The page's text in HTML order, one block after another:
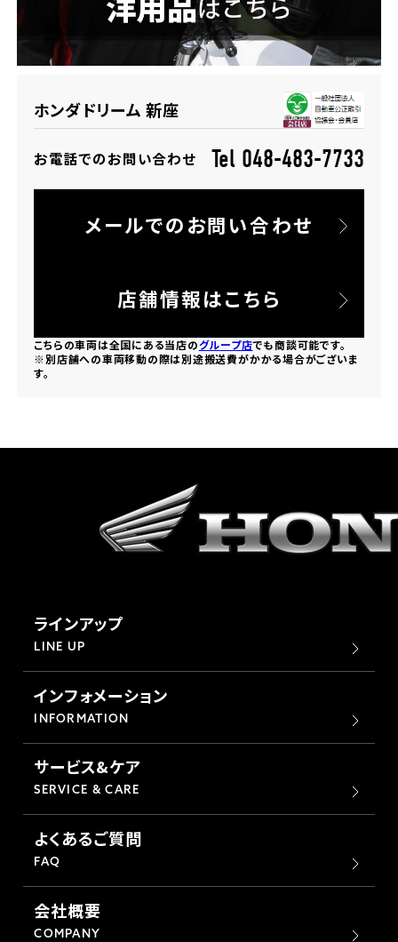
ホンダドリーム 新座
お電話でのお問い合わせ Tel 048-483-7733
メールでのお問い合わせ
店舗情報はこちら
こちらの車両は全国にある当店のグループ店でも商談可能です。
※別店舗への車両移動の際は別途搬送費がかかる場合がございま
す。
ラインアップ
LINE UP
インフォメーション
INFORMATION
サービス&ケア
SERVICE & CARE
よくあるご質問
FAQ
会社概要
COMPANY
埼玉県
ホンダドリーム 所沢
ホンダドリーム 大宮
ホンダドリーム 水戸北